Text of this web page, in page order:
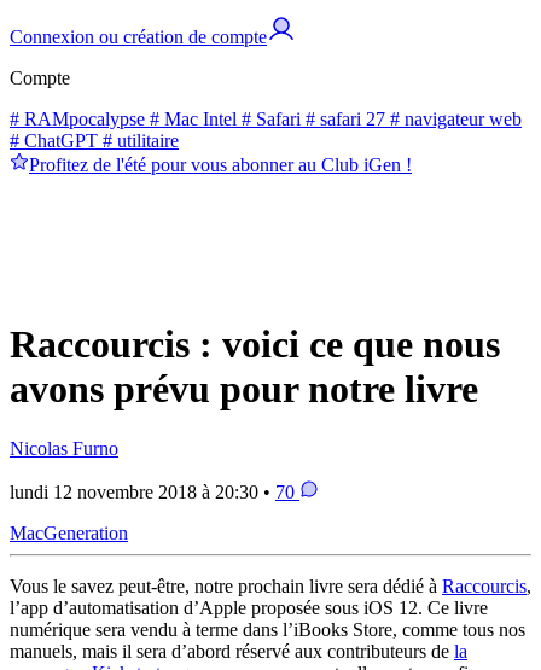
Connexion ou création de compte
Compte
# RAMpocalypse # Mac Intel # Safari # safari 27 # navigateur web
# ChatGPT # utilitaire
Profitez de l'été pour vous abonner au Club iGen !
Raccourcis : voici ce que nous
avons prévu pour notre livre
Nicolas Furno
lundi 12 novembre 2018 à 20:30 • 70
MacGeneration
Vous le savez peut-être, notre prochain livre sera dédié à Raccourcis,
l’app d’automatisation d’Apple proposée sous iOS 12. Ce livre
numérique sera vendu à terme dans l’iBooks Store, comme tous nos
manuels, mais il sera d’abord réservé aux contributeurs de la